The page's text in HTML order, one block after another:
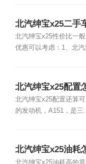
北汽绅宝x25二手
北汽绅宝x25性价比一
优惠可以考虑：1、北
北汽绅宝x25配置
北汽绅宝x25配置还算
的发动机，A151，是三
北汽绅宝x25油耗
北汽绅宝x25油耗高的